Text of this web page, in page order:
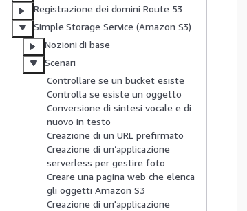
Registrazione dei domini Route 53
Simple Storage Service (Amazon S3)
Nozioni di base
Scenari
Controllare se un bucket esiste
Controlla se esiste un oggetto
Conversione di sintesi vocale e di
nuovo in testo
Creazione di un URL prefirmato
Creazione di un’applicazione
serverless per gestire foto
Creare una pagina web che elenca
gli oggetti Amazon S3
Creazione di un'applicazione